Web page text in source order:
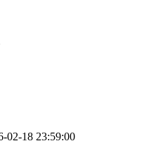
02-18 23:59:00